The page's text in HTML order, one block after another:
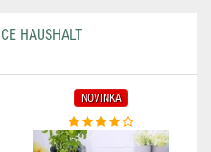
HAUSHALT
NOVINKA